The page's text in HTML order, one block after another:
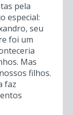
pela
especial:
seu
foi um
Mas
filhos.
faz